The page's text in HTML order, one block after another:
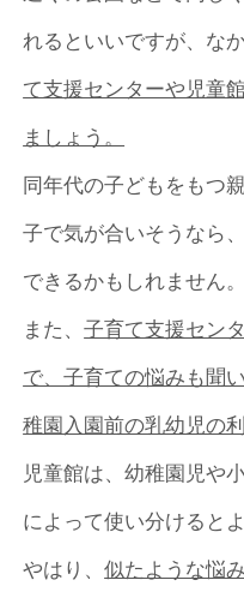
れるといいですが、な
て支援センターや児童
ましょう。
同年代の子どもをもつ
子で気が合いそうなら
できるかもしれません。
また、子育て支援セン
で、子育ての悩みも聞
稚園入園前の乳幼児の
児童館は、幼稚園児や
によって使い分けると
やはり、似たような悩